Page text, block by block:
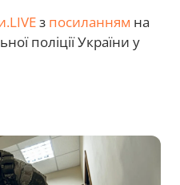
з посиланням на
поліції України у